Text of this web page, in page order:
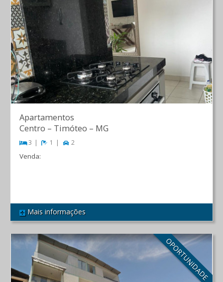
REF 543
Apartamentos
Centro – Timóteo – MG
3 1 2
Venda:
Mais informações
OPORTUNIDADE